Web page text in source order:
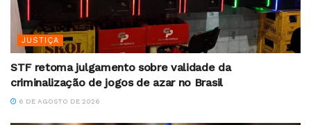
JUSTIÇA
STF retoma julgamento sobre validade da
criminalização de jogos de azar no Brasil
6 DE AGOSTO DE 2026